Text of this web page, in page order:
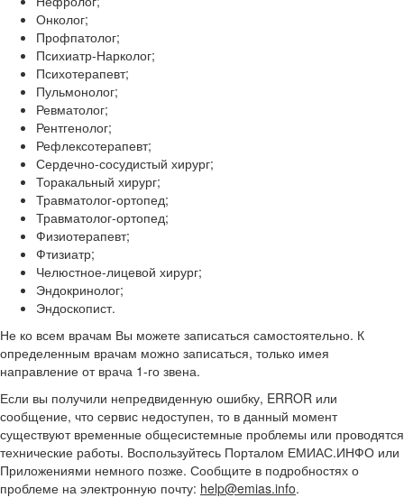
Онколог;
Профпатолог;
Психиатр-Нарколог;
Психотерапевт;
Пульмонолог;
Ревматолог;
Рентгенолог;
Рефлексотерапевт;
Сердечно-сосудистый хирург;
Торакальный хирург;
Травматолог-ортопед;
Травматолог-ортопед;
Физиотерапевт;
Фтизиатр;
Челюстное-лицевой хирург;
Эндокринолог;
Эндоскопист.
Не ко всем врачам Вы можете записаться самостоятельно. К
определенным врачам можно записаться, только имея
направление от врача 1-го звена.
Если вы получили непредвиденную ошибку, ERROR или
сообщение, что сервис недоступен, то в данный момент
существуют временные общесистемные проблемы или проводятся
технические работы. Воспользуйтесь Порталом ЕМИАС.ИНФО или
Приложениями немного позже. Сообщите в подробностях о
проблеме на электронную почту: help@emias.info.